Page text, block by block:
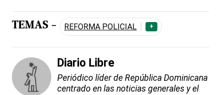
TEMAS - REFORMA POLICIAL +
Diario Libre
Periódico líder de República Dominicana
centrado en las noticias generales y el